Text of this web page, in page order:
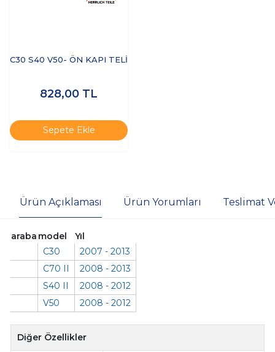
C30 S40 V50- ÖN KAPI TELİ
828,00 TL
Sepete Ekle
Ürün Açıklaması Ürün Yorumları Teslimat
araba model
Yıl
C30
2007 - 2013
C70 II
2008 - 2013
S40 II
2008 - 2012
V50
2008 - 2012
Diğer Özellikler